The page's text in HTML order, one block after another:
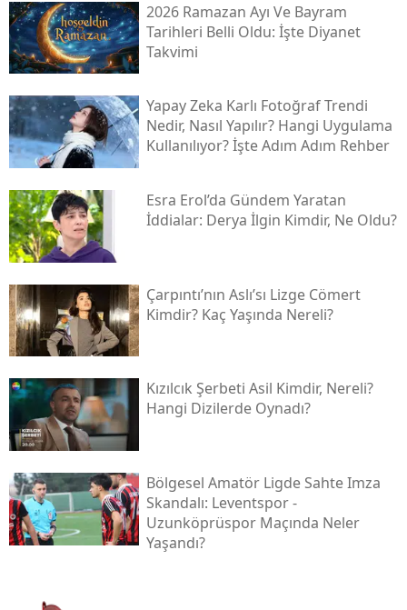
2026 Ramazan Ayı Ve Bayram
Tarihleri Belli Oldu: İşte Diyanet
Takvimi
Yapay Zeka Karlı Fotoğraf Trendi
Nedir, Nasıl Yapılır? Hangi Uygulama
Kullanılıyor? İşte Adım Adım Rehber
Esra Erol’da Gündem Yaratan
İddialar: Derya İlgin Kimdir, Ne Oldu?
Çarpıntı’nın Aslı’sı Lizge Cömert
Kimdir? Kaç Yaşında Nereli?
Kızılcık Şerbeti Asil Kimdir, Nereli?
Hangi Dizilerde Oynadı?
Bölgesel Amatör Ligde Sahte Imza
Skandalı: Leventspor -
Uzunköprüspor Maçında Neler
Yaşandı?